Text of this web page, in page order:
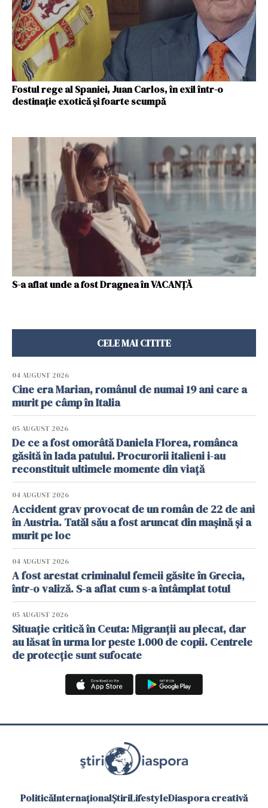
Fostul rege al Spaniei, Juan Carlos, în exil într-o
destinație exotică și foarte scumpă
S-a aflat unde a fost Dragnea în VACANȚĂ
CELE MAI CITITE
04 AUGUST 2026
Cine era Marian, românul de numai 19 ani care a
murit pe câmp în Italia
05 AUGUST 2026
De ce a fost omorâtă Daniela Florea, românca
găsită în lada patului. Procurorii italieni i-au
reconstituit ultimele momente din viață
04 AUGUST 2026
Accident grav provocat de un român de 22 de ani
în Austria. Tatăl său a fost aruncat din mașină și a
murit pe loc
04 AUGUST 2026
A fost arestat criminalul femeii găsite în Grecia,
într-o valiză. S-a aflat cum s-a întâmplat totul
05 AUGUST 2026
Situație critică în Ceuta: Migranții au plecat, dar
au lăsat în urma lor peste 1.000 de copii. Centrele
de protecție sunt sufocate
PoliticăInternaționalȘtiriLifestyleDiaspora creativă